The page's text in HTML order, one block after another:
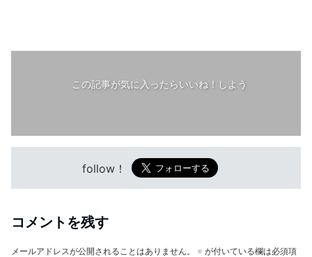
この記事が気に入ったらいいね！しよう
follow！
コメントを残す
メールアドレスが公開されることはありません。 ※ が付いている欄は必須項